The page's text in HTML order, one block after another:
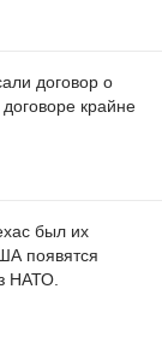
договор о
крайне
был их
появятся
НАТО.